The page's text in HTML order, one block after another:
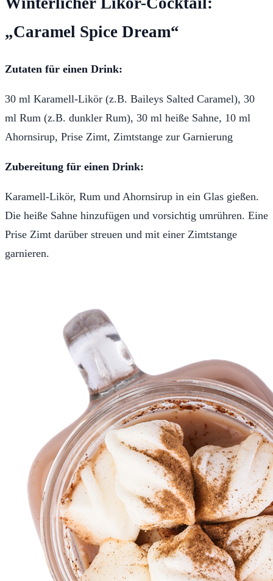
„Caramel Spice Dream“
Zutaten für einen Drink:
30 ml Karamell-Likör (z.B. Baileys Salted Caramel), 30
ml Rum (z.B. dunkler Rum), 30 ml heiße Sahne, 10 ml
Ahornsirup, Prise Zimt, Zimtstange zur Garnierung
Zubereitung für einen Drink:
Karamell-Likör, Rum und Ahornsirup in ein Glas gießen.
Die heiße Sahne hinzufügen und vorsichtig umrühren. Eine
Prise Zimt darüber streuen und mit einer Zimtstange
garnieren.